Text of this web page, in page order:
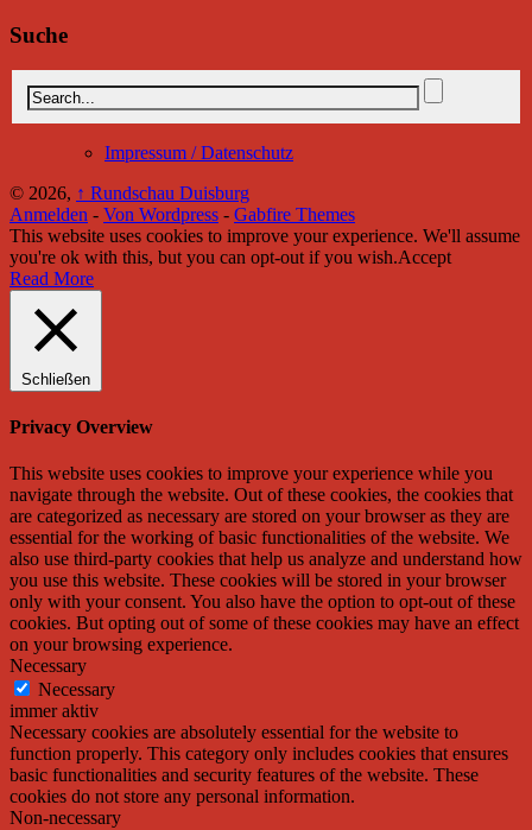
Suche
Impressum / Datenschutz
© 2026, ↑ Rundschau Duisburg
Anmelden - Von Wordpress - Gabfire Themes
This website uses cookies to improve your experience. We'll assume
you're ok with this, but you can opt-out if you wish.Accept
Read More
Schließen
Privacy Overview
This website uses cookies to improve your experience while you
navigate through the website. Out of these cookies, the cookies that
are categorized as necessary are stored on your browser as they are
essential for the working of basic functionalities of the website. We
also use third-party cookies that help us analyze and understand how
you use this website. These cookies will be stored in your browser
only with your consent. You also have the option to opt-out of these
cookies. But opting out of some of these cookies may have an effect
on your browsing experience.
Necessary
Necessary
immer aktiv
Necessary cookies are absolutely essential for the website to
function properly. This category only includes cookies that ensures
basic functionalities and security features of the website. These
cookies do not store any personal information.
Non-necessary